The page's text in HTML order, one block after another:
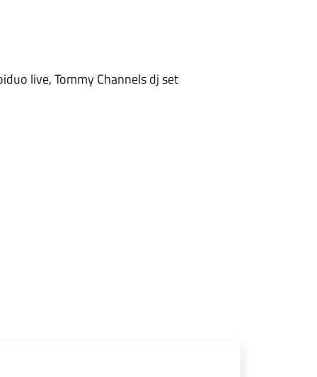
live, Tommy Channels dj set